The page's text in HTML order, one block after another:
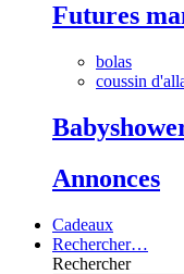
Futures
bolas
coussin
Annonces
Cadeaux
Rechercher…
Rechercher